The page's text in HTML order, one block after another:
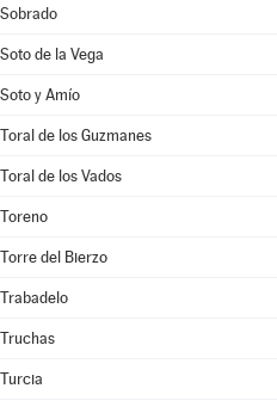
Sobrado
Soto de la Vega
Soto y Amío
Toral de los Guzmanes
Toral de los Vados
Toreno
Torre del Bierzo
Trabadelo
Truchas
Turcia